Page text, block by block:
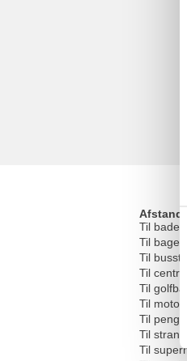
Afstande
Til
Til
Til
Til
Til
Til
Til
Til
Til